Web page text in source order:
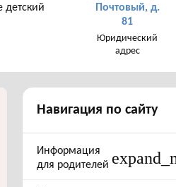
детский
Почтовый, д.
81
Юридический
адрес
Навигация по сайту
Информация
для родителей